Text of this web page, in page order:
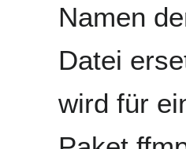
Namen
Datei
wird für